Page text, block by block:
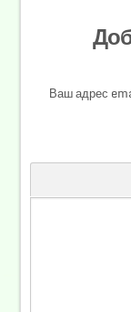
Ваш адрес